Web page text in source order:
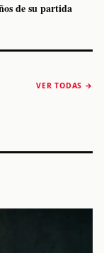
de su partida
VER TODAS →
“Reality